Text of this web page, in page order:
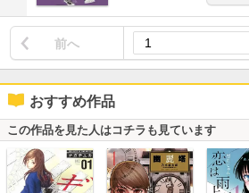
前へ
おすすめ作品
この作品を見た人はコチラも見ています